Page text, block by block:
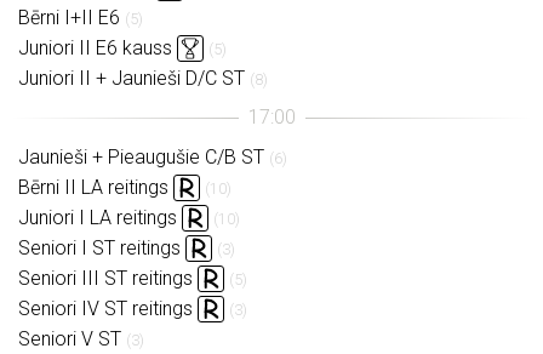
Bērni I+II E6 (5)
Juniori II E6 kauss (5)
Juniori II + Jaunieši D/C ST (8)
Jaunieši + Pieaugušie C/B ST (6)
Bērni II LA reitings (10)
Juniori I LA reitings (10)
Seniori I ST reitings (3)
Seniori III ST reitings (5)
Seniori IV ST reitings (3)
Seniori V ST (3)